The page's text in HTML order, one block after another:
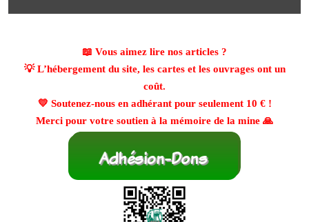
📖 Vous aimez lire nos articles ?
💡 L’hébergement du site, les cartes et les ouvrages ont un
coût.
💛 Soutenez-nous en adhérant pour seulement 10 €!
Merci pour votre soutien à la mémoire de la mine 🙏